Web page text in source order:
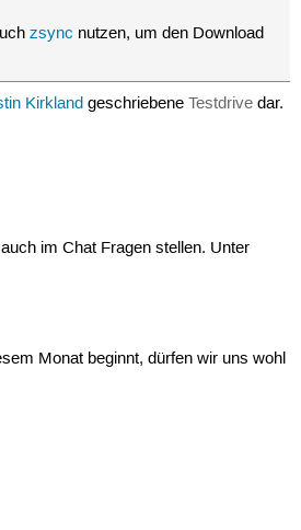
zsync nutzen, um den Download
Kirkland geschriebeneTestdrive dar.
im Chat Fragen stellen. Unter
Monat beginnt, dürfen wir uns wohl